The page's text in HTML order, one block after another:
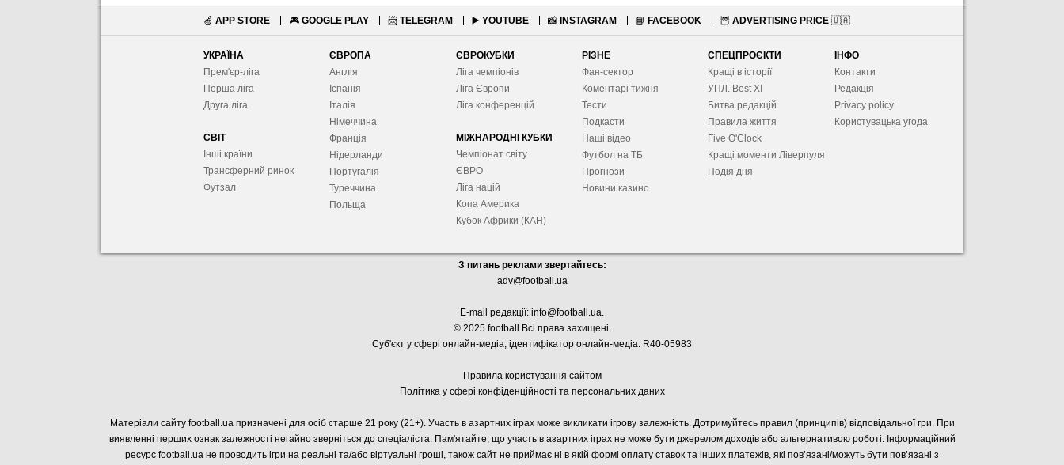
🍏 APP STORE 🎮 GOOGLE PLAY 📨 TELEGRAM ▶️ YOUTUBE 📸 INSTAGRAM 📘 FACEBOOK 🦉 ADVERTISING PRICE 🇺🇦
УКРАЇНА
Прем'єр-ліга
Перша ліга
Друга ліга
СВІТ
Інші країни
Трансферний ринок
Футзал
ЄВРОПА
Англія
Іспанія
Італія
Німеччина
Франція
Нідерланди
Португалія
Туреччина
Польща
ЄВРОКУБКИ
Ліга чемпіонів
Ліга Європи
Ліга конференцій
МІЖНАРОДНІ КУБКИ
Чемпіонат світу
ЄВРО
Ліга націй
Копа Америка
Кубок Африки (КАН)
РІЗНЕ
Фан-сектор
Коментарі тижня
Тести
Подкасти
Наші відео
Футбол на ТБ
Прогнози
Новини казино
СПЕЦПРОЄКТИ
Кращі в історії
УПЛ. Best XІ
Битва редакцій
Правила життя
Five O'Clock
Кращі моменти Ліверпуля
Подія дня
ІНФО
Контакти
Редакція
Privacy policy
Користувацька угода
З питань реклами звертайтесь:
adv@football.ua
E-mail редакції: info@football.ua.
© 2025 football Всі права захищені.
Суб'єкт у сфері онлайн-медіа, ідентифікатор онлайн-медіа: R40-05983
Правила користування сайтом
Політика у сфері конфіденційності та персональних даних
Матеріали сайту football.ua призначені для осіб старше 21 року (21+). Участь в азартних іграх може викликати ігрову залежність. Дотримуйтесь правил (принципів) відповідальної гри. При
виявленні перших ознак залежності негайно зверніться до спеціаліста. Пам'ятайте, що участь в азартних іграх не може бути джерелом доходів або альтернативою роботі. Інформаційний
ресурс football.ua не проводить ігри на реальні та/або віртуальні гроші, також сайт не приймає ні в якій формі оплату ставок та інших платежів, які пов’язані/можуть бути пов’язані з